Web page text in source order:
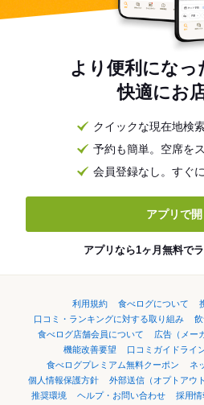
より便利にな
快適にお
クイックな現在地検
予約も簡単。空席を
会員登録なし。すぐ
アプリで開
アプリなら1ヶ月無料で
利用規約 食べログについて
口コミ・ランキングに対する取り組み
食べログ店舗会員について
広告（メー
機能改善要望
口コミガイドライ
食べログプレミアム無料クーポン
ネ
個人情報保護方針
外部送信（オプトアウト
推奨環境
ヘルプ・お問い合わせ 採用情